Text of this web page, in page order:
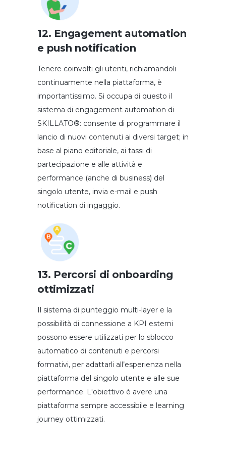
12. Engagement automation
e push notification
Tenere coinvolti gli utenti, richiamandoli
continuamente nella piattaforma, è
importantissimo. Si occupa di questo il
sistema di engagement automation di
SKILLATO®: consente di programmare il
lancio di nuovi contenuti ai diversi target; in
base al piano editoriale, ai tassi di
partecipazione e alle attività e
performance (anche di business) del
singolo utente, invia e-mail e push
notification di ingaggio.
13. Percorsi di onboarding
ottimizzati
Il sistema di punteggio multi-layer e la
possibilità di connessione a KPI esterni
possono essere utilizzati per lo sblocco
automatico di contenuti e percorsi
formativi, per adattarli all’esperienza nella
piattaforma del singolo utente e alle sue
performance. L'obiettivo è avere una
piattaforma sempre accessibile e learning
journey ottimizzati.